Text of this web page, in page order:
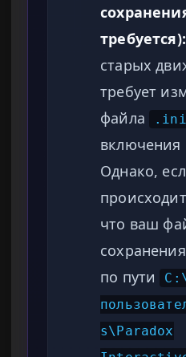
требуется):
старых
требует
файла
.ini
включения
Однако,
что ваш
по пути
s\Paradox